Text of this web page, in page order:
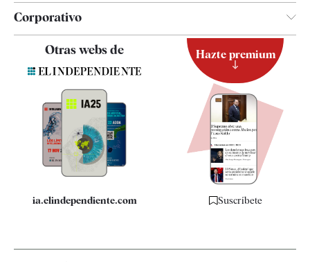
Corporativo
Contacto
Quiénes somos
Especificaciones
Otras webs de
ia.elindependiente.com
Hazte premium
Suscríbete